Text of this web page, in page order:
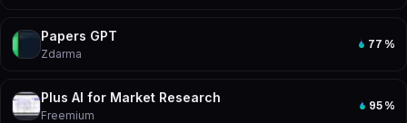
Papers GPT
Zdarma
77 %
Plus AI for Market Research
Freemium
95 %